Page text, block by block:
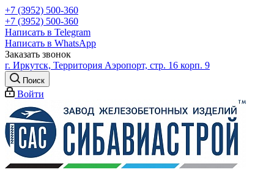
+7 (3952) 500-360
+7 (3952) 500-360
Написать в Telegram
Написать в WhatsApp
Заказать звонок
г. Иркутск, Территория Аэропорт, стр. 16 корп. 9
Поиск
Войти